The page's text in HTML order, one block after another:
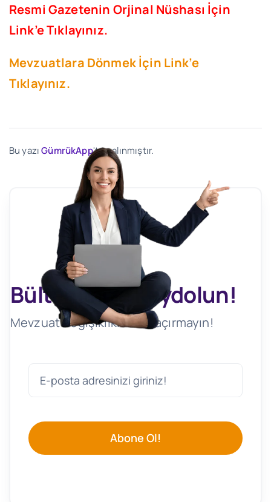
Resmi Gazetenin Orjinal Nüshası İçin
Link’e Tıklayınız.
Mevzuatlara Dönmek İçin Link’e
Tıklayınız.
Bu yazıGümrükApp'ten alınmıştır.
Bültenimize Kaydolun!
Mevzuat Değişikliklerini Kaçırmayın!
Abone Ol!